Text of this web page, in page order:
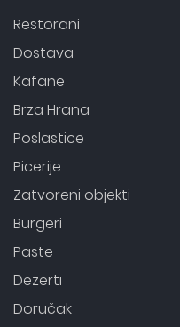
Restorani
Dostava
Kafane
Brza Hrana
Poslastice
Picerije
Zatvoreni objekti
Burgeri
Paste
Dezerti
Doručak